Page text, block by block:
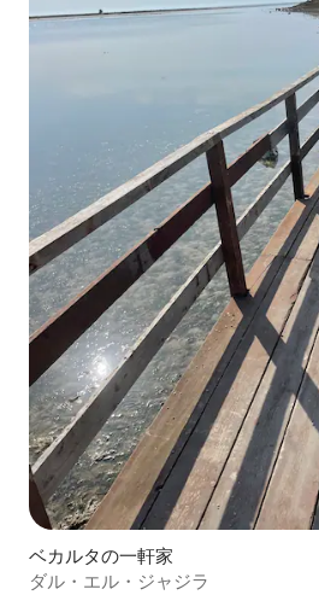
ベカルタの一軒家
ダル・エル・ジャジラ